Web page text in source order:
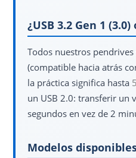
¿USB 3.2 Gen 1 (3.0)
Todos nuestros pendrives
(compatible hacia atrás
la práctica significa hasta
un USB 2.0: transferir un
segundos en vez de 2
Modelos